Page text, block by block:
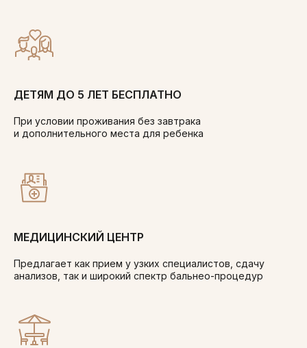
ДЕТЯМ ДО 5 ЛЕТ БЕСПЛАТНО
При условии проживания без завтрака
и дополнительного места для ребенка
МЕДИЦИНСКИЙ ЦЕНТР
Предлагает как прием у узких специалистов, сдачу
анализов, так и широкий спектр бальнео-процедур